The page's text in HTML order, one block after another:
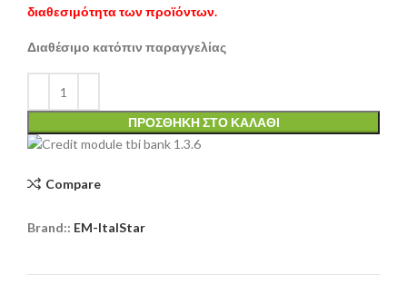
διαθεσιμότητα των προϊόντων.
Διαθέσιμο κατόπιν παραγγελίας
ΠΡΟΣΘΉΚΗ ΣΤΟ ΚΑΛΆΘΙ
Compare
Brand:: EM-ItalStar